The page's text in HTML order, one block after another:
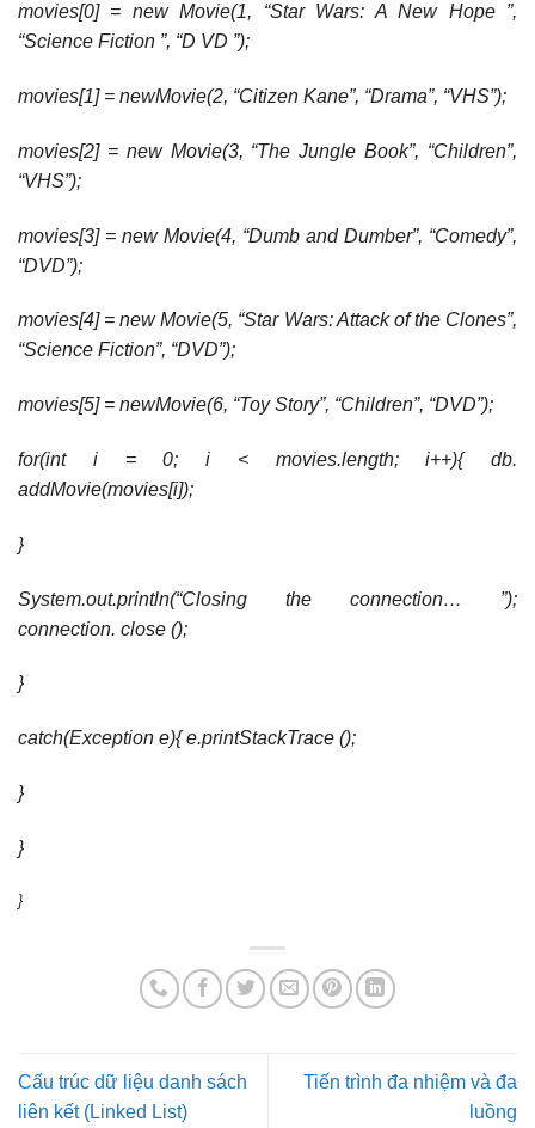
movies[0] = new Movie(1, “Star Wars: A New Hope ”,
“Science Fiction ”, “D VD ”);
movies[1] = newMovie(2, “Citizen Kane”, “Drama”, “VHS”);
movies[2] = new Movie(3, “The Jungle Book”, “Children”,
“VHS”);
movies[3] = new Movie(4, “Dumb and Dumber”, “Comedy”,
“DVD”);
movies[4] = new Movie(5, “Star Wars: Attack of the Clones”,
“Science Fiction”, “DVD”);
movies[5] = newMovie(6, “Toy Story”, “Children”, “DVD”);
for(int i = 0; i < movies.length; i++){ db.
addMovie(movies[i]);
}
System.out.println(“Closing the connection… ”);
connection. close ();
}
catch(Exception e){ e.printStackTrace ();
}
}
}
Cấu trúc dữ liệu danh sách
liên kết (Linked List)
Tiến trình đa nhiệm và đa
luồng